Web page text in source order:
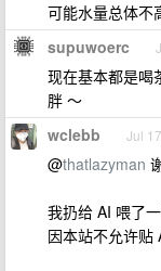
可能水量总体不
supuwoerc
现在基本都是喝
胖 ～
wclebb Jul
@thatlazyman
我扔给 AI 喂了
因本站不允许贴